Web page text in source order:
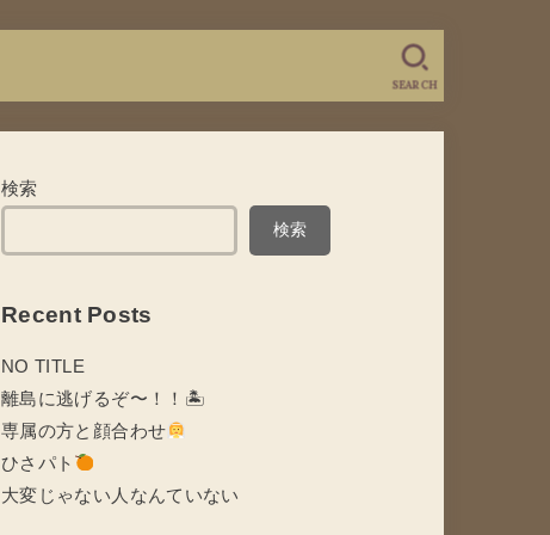
SEARCH
検索
検索
Recent Posts
NO TITLE
離島に逃げるぞ〜！！🏝
専属の方と顔合わせ
ひさパト
大変じゃない人なんていない